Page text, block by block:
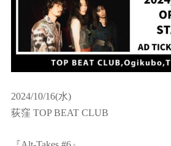
2024/10/16(水)
荻窪 TOP BEAT CLUB